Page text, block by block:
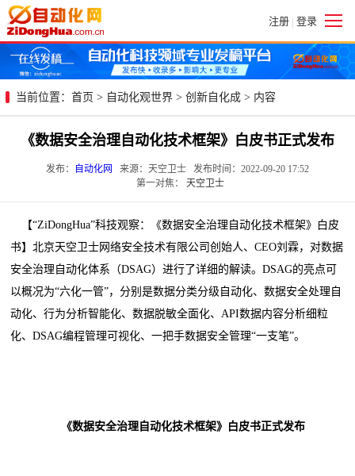
注册 | 登录
当前位置： 首页 > 自动化观世界 > 创新自化成 > 内容
《数据安全治理自动化技术框架》白皮书正式发布
发布： 自动化网
来源：天空卫士 发布时间：2022-09-20 17:52
第一对焦： 天空卫士
【“ZiDongHua”科技观察：《数据安全治理自动化技术框架》白皮
书】北京天空卫士网络安全技术有限公司创始人、CEO刘霖，对数据
安全治理自动化体系（DSAG）进行了详细的解读。DSAG的亮点可
以概况为“六化一管”，分别是数据分类分级自动化、数据安全处理自
动化、行为分析智能化、数据脱敏全面化、API数据内容分析细粒
化、DSAG编程管理可视化、一把手数据安全管理“一支笔”。
《数据安全治理自动化技术框架》白皮书正式发布